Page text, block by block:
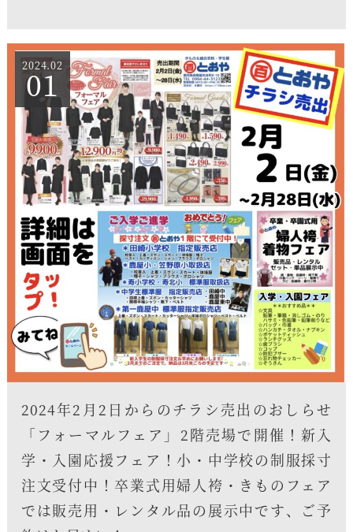
2024.02
01
2024年2月2日からのチラシ売出のおしらせ
「フォーマルフェア」2階売場で開催！新入
学・入園応援フェア！小・中学校の制服採寸
注文受付中！卒業式用婦人袴・きものフェア
では販売用・レンタル品の展示中です、ご予